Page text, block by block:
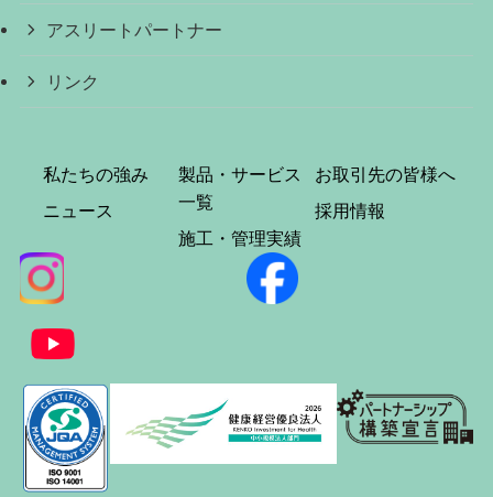
アスリートパートナー
リンク
私たちの強み
ニュース
製品・サービス
一覧
施工・管理実績
お取引先の皆様へ
採用情報